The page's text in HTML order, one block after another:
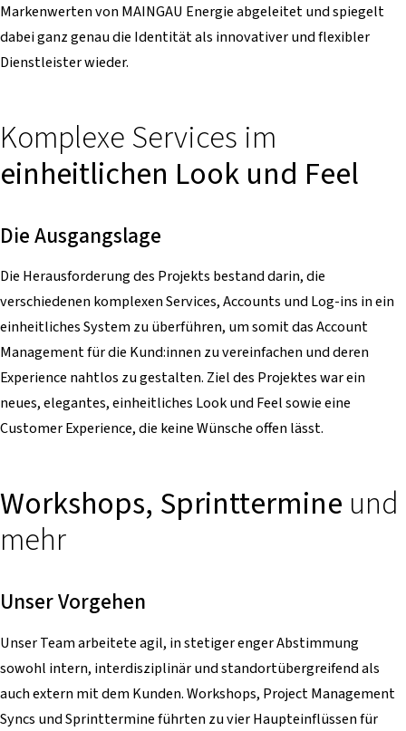
Markenwerten von MAINGAU Energie abgeleitet und spiegelt
dabei ganz genau die Identität als innovativer und flexibler
Dienstleister wieder.
Komplexe Services im
einheitlichen Look und Feel
Die Ausgangslage
Die Herausforderung des Projekts bestand darin, die
verschiedenen komplexen Services, Accounts und Log-ins in ein
einheitliches System zu überführen, um somit das Account
Management für die Kund:innen zu vereinfachen und deren
Experience nahtlos zu gestalten. Ziel des Projektes war ein
neues, elegantes, einheitliches Look und Feel sowie eine
Customer Experience, die keine Wünsche offen lässt.
Workshops, Sprinttermine und
mehr
Unser Vorgehen
Unser Team arbeitete agil, in stetiger enger Abstimmung
sowohl intern, interdisziplinär und standortübergreifend als
auch extern mit dem Kunden. Workshops, Project Management
Syncs und Sprinttermine führten zu vier Haupteinflüssen für